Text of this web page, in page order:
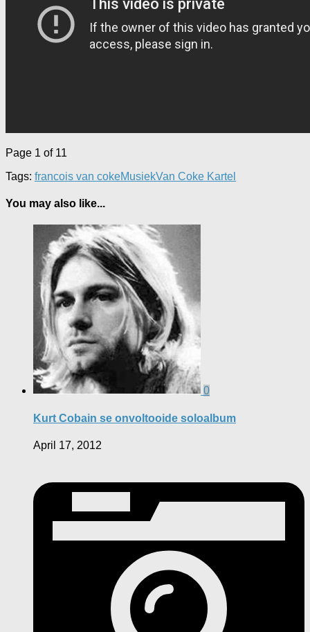
Page 1 of 11
Tags: francois van cokeMusiekVan Coke Kartel
You may also like...
0
Kurt Cobain se onvoltooide soloalbum
April 17, 2012